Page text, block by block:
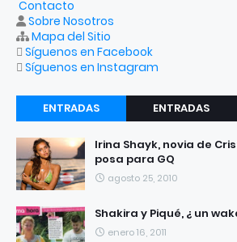
Contacto
Sobre Nosotros
Mapa del Sitio
Síguenos en Facebook
Síguenos en Instagram
ENTRADAS
RECIENTES
ENTRADAS
Irina Shayk, novia de
posa para GQ
agosto 25, 2010
Shakira y Piqué, ¿ un
enero 16, 2011